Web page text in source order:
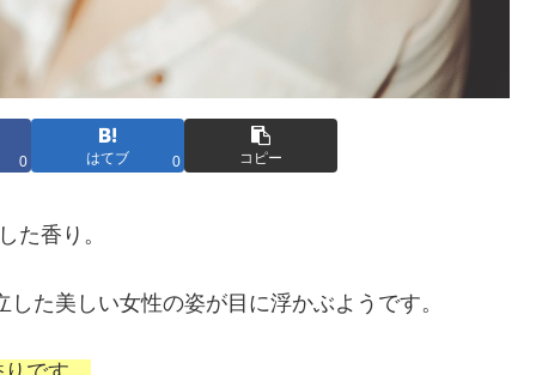
0 はてブ 0 コピー
た香り。
した美しい女性の姿が目に浮かぶようです。